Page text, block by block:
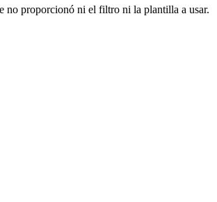
no proporcionó ni el filtro ni la plantilla a usar.